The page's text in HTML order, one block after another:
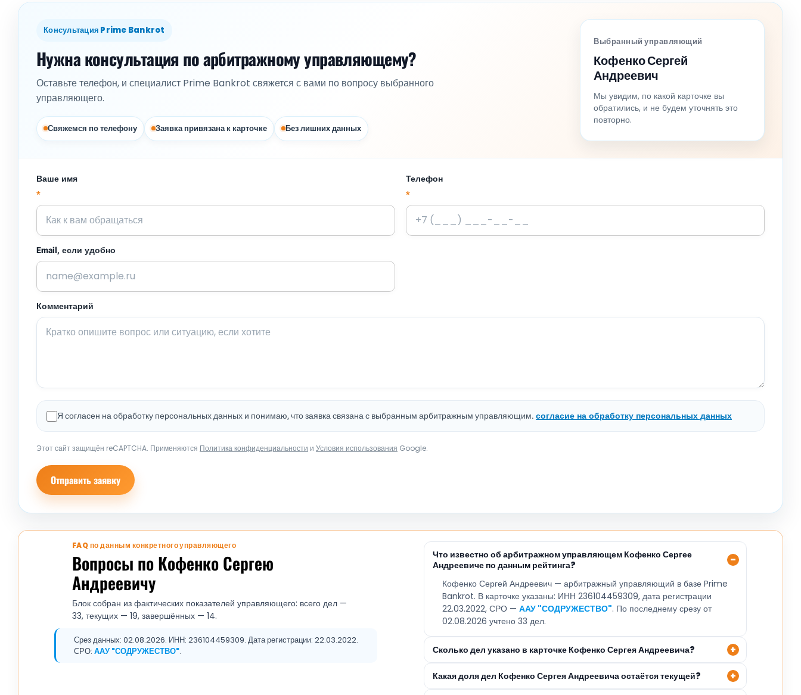
Консультация Prime Bankrot
Нужна консультация по арбитражному управляющему?
Оставьте телефон, и специалист Prime Bankrot свяжется с вами по вопросу выбранного
управляющего.
Свяжемся по телефону Заявка привязана к карточке Без лишних данных
Выбранный управляющий
Кофенко Сергей
Андреевич
Мы увидим, по какой карточке вы
обратились, и не будем уточнять это
повторно.
Ваше имя
*
Телефон
*
Email, если удобно
Комментарий
Я согласен на обработку персональных данных и понимаю, что заявка связана с выбранным арбитражным управляющим.согласие на обработку персональных данных
Этот сайт защищён reCAPTCHA. Применяются Политика конфиденциальности и Условия использования Google.
Отправить заявку
FAQ по данным конкретного управляющего
Вопросы по Кофенко Сергею
Андреевичу
Блок собран из фактических показателей управляющего: всего дел —
33, текущих — 19, завершённых — 14.
Срез данных: 02.08.2026. ИНН: 236104459309. Дата регистрации: 22.03.2022.
СРО: ААУ "СОДРУЖЕСТВО".
Что известно об арбитражном управляющем Кофенко Сергее
Андреевиче по данным рейтинга?
Кофенко Сергей Андреевич — арбитражный управляющий в базе Prime
Bankrot. В карточке указаны: ИНН 236104459309, дата регистрации
22.03.2022, СРО — ААУ "СОДРУЖЕСТВО". По последнему срезу от
02.08.2026 учтено 33 дел.
Сколько дел указано в карточке Кофенко Сергея Андреевича?
Какая доля дел Кофенко Сергея Андреевича остаётся текущей?